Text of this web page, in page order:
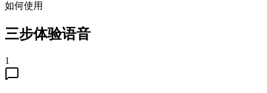
如何使用
三步体验语音
1